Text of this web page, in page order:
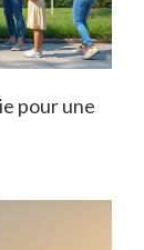
pour une